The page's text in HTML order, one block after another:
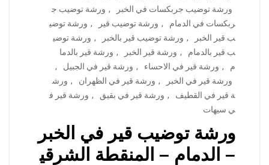
ورشة توضيب جربكسات في الخبر
, ورشة توضيب ج
ربكسات في الدمام
, ورشة توضيب قير , ورشة توضي
ب قير الخبر
, ورشة توضيب قير بالخبر , ورشة توضي
ب قير بالدمام
, ورشة قير الخبر , ورشة قير بالدما
م
, ورشة قير في الاحساء , ورشة قير في الجبيل
,
ورشة قير في الخبر
, ورشة قير في الظهران , ورش
ة قير في القطيف
, ورشة قير في بقيق , ورشة قير ف
ي سيهات
ورشة توضيب قير في الخبر
– الدمام – المنقطة الشرقي